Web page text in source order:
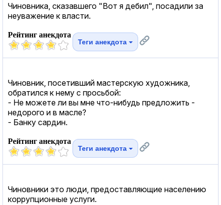
Чиновника, сказавшего "Вот я дебил", посадили за
неуважение к власти.
Рейтинг анекдота
Теги анекдота
Чиновник, посетивший мастерскую художника,
обратился к нему с просьбой:
- Не можете ли вы мне что-нибудь предложить -
недорого и в масле?
- Банку сардин.
Рейтинг анекдота
Теги анекдота
Чиновники это люди, предоставляющие населению
коррупционные услуги.